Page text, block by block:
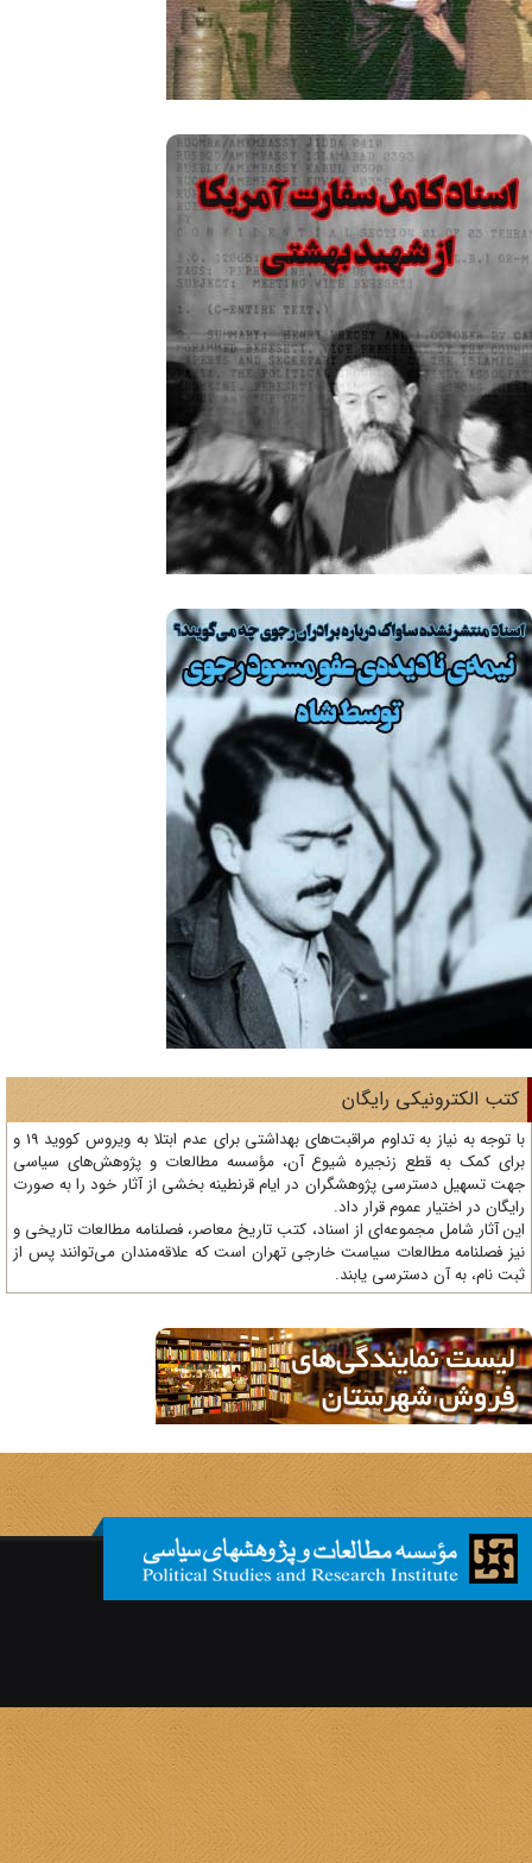
الکترونیکی رایگان
با توجه به نیاز به تداوم مراقبت‌های بهداشتی برای عدم ابتلا به ویروس کووید 19 و
کمک به قطع زنجیره شیوع آن، مؤسسه مطالعات و پژوهش‌های سیاسی
تسهیل دسترسی پژوهشگران در ایام قرنطینه بخشی از آثار خود را به صورت
در اختیار عموم قرار داد.
آثار شامل مجموعه‌ای از اسناد، کتب تاریخ معاصر، فصلنامه‌ مطالعات تاریخی و
فصلنامه مطالعات سیاست خارجی تهران است که علاقه‌مندان می‌توانند پس از
نام، به آن دسترسی یابند.